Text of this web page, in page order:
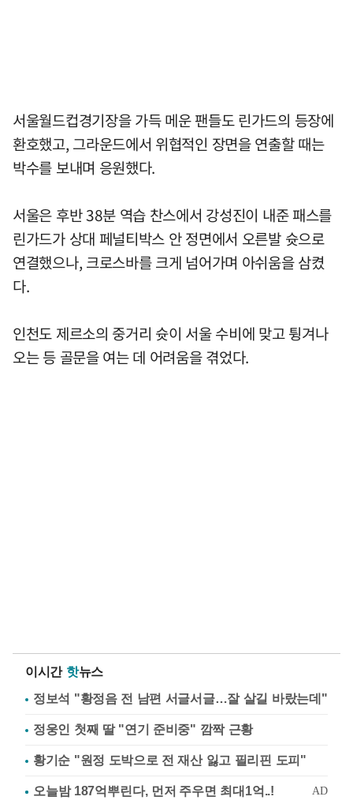
서울월드컵경기장을 가득 메운 팬들도 린가드의 등장에
환호했고, 그라운드에서 위협적인 장면을 연출할 때는
박수를 보내며 응원했다.
서울은 후반 38분 역습 찬스에서 강성진이 내준 패스를
린가드가 상대 페널티박스 안 정면에서 오른발 슛으로
연결했으나, 크로스바를 크게 넘어가며 아쉬움을 삼켰
다.
인천도 제르소의 중거리 슛이 서울 수비에 맞고 튕겨나
오는 등 골문을 여는 데 어려움을 겪었다.
이시간 핫뉴스
정보석 "황정음 전 남편 서글서글…잘 살길 바랐는데"
정웅인 첫째 딸 "연기 준비중" 깜짝 근황
황기순 "원정 도박으로 전 재산 잃고 필리핀 도피"